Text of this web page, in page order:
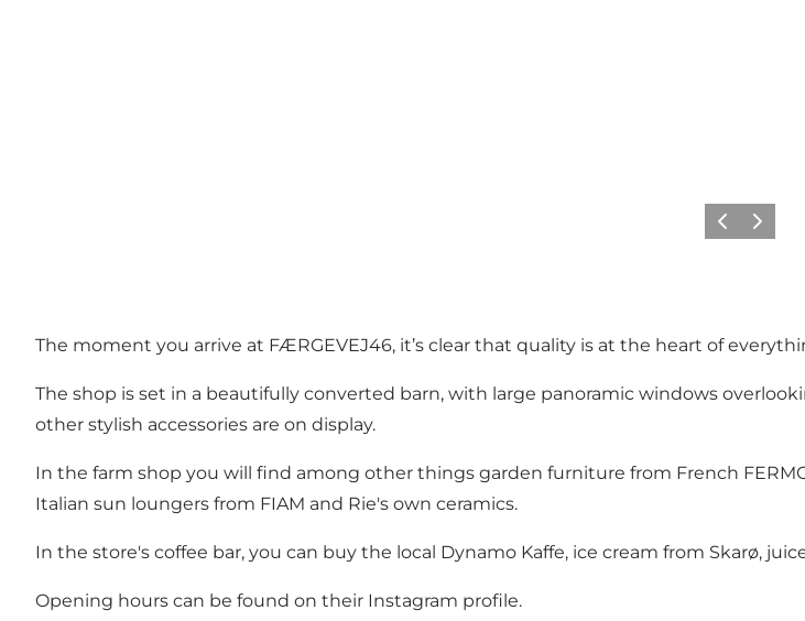
PrécédentSuivant
The moment you arrive at FÆRGEVEJ46, it’s clear that quality is at the heart of
The shop is set in a beautifully converted barn, with large panoramic windows
other stylish accessories are on display.
In the farm shop you will find among other things garden furniture from French
Italian sun loungers from FIAM and Rie's own ceramics.
In the store's coffee bar, you can buy the local Dynamo Kaffe, ice cream from Skarø,
Opening hours can be found on their Instagram profile.